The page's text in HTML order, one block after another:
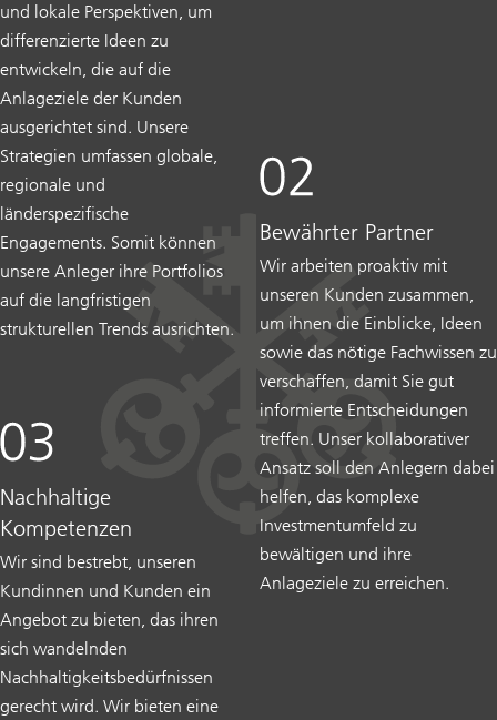
und lokale Perspektiven, um
differenzierte Ideen zu
entwickeln, die auf die
Anlageziele der Kunden
ausgerichtet sind. Unsere
Strategien umfassen globale,
regionale und
länderspezifische
Engagements. Somit können
unsere Anleger ihre Portfolios
auf die langfristigen
strukturellen Trends ausrichten.
Bewährter Partner
Wir arbeiten proaktiv mit
unseren Kunden zusammen,
um ihnen die Einblicke, Ideen
sowie das nötige Fachwissen zu
verschaffen, damit Sie gut
informierte Entscheidungen
treffen. Unser kollaborativer
Ansatz soll den Anlegern dabei
helfen, das komplexe
Investmentumfeld zu
bewältigen und ihre
Anlageziele zu erreichen.
Nachhaltige
Kompetenzen
Wir sind bestrebt, unseren
Kundinnen und Kunden ein
Angebot zu bieten, das ihren
sich wandelnden
Nachhaltigkeitsbedürfnissen
gerecht wird. Wir bieten eine